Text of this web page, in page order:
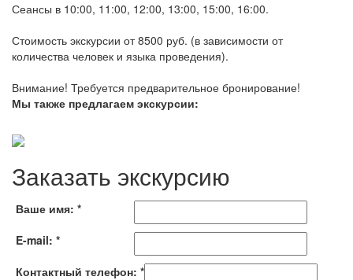
Сеансы в 10:00, 11:00, 12:00, 13:00, 15:00, 16:00.
Стоимость экскурсии от 8500 руб. (в зависимости от
количества человек и языка проведения).
Внимание! Требуется предварительное бронирование!
Мы также предлагаем экскурсии:
Заказать экскурсию
Ваше имя: *
E-mail: *
Контактный телефон: *